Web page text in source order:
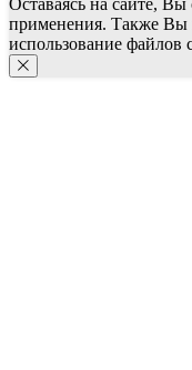
Оставаясь на сайте, Вы
применения. Также Вы
использование файлов